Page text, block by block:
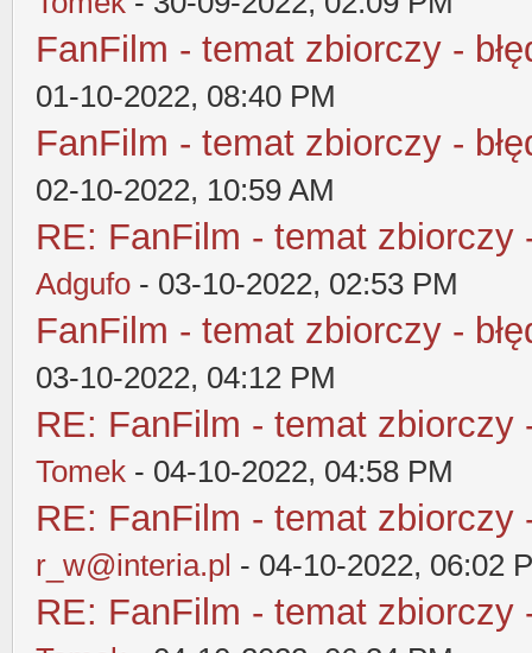
FanFilm - temat zbiorczy -
01-10-2022, 08:40 PM
FanFilm - temat zbiorczy -
02-10-2022, 10:59 AM
RE: FanFilm - temat zbiorczy
Adgufo - 03-10-2022, 02:53 PM
FanFilm - temat zbiorczy -
03-10-2022, 04:12 PM
RE: FanFilm - temat zbiorczy
Tomek - 04-10-2022, 04:58 PM
RE: FanFilm - temat zbiorczy
r_w@interia.pl - 04-10-2022, 06:02
RE: FanFilm - temat zbiorczy